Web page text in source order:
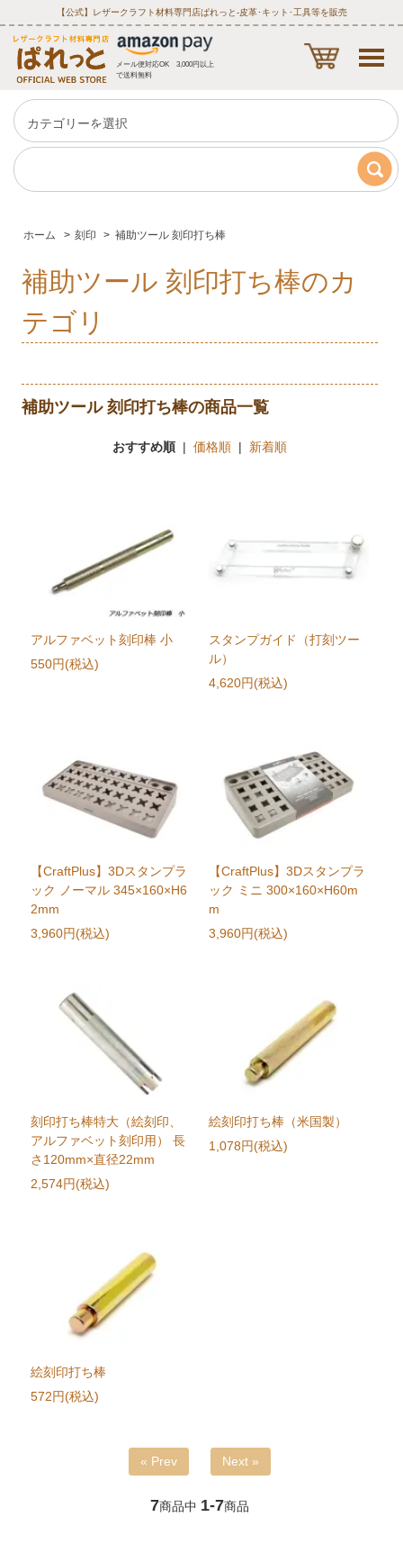
【公式】レザークラフト材料専門店ぱれっと‐皮革･キット･工具等を販売
メール便対応OK 3,000円以上
で送料無料
ホーム > 刻印 > 補助ツール 刻印打ち棒
補助ツール 刻印打ち棒のカ
テゴリ
補助ツール 刻印打ち棒の商品一覧
おすすめ順| 価格順| 新着順
アルファベット刻印棒 小
550円(税込)
スタンプガイド（打刻ツー
ル）
4,620円(税込)
【CraftPlus】3Dスタンプラ
ック ノーマル 345×160×H6
2mm
3,960円(税込)
【CraftPlus】3Dスタンプラ
ック ミニ 300×160×H60m
m
3,960円(税込)
刻印打ち棒特大（絵刻印、
アルファベット刻印用） 長
さ120mm×直径22mm
2,574円(税込)
絵刻印打ち棒（米国製）
1,078円(税込)
絵刻印打ち棒
572円(税込)
« Prev Next »
7商品中 1-7商品